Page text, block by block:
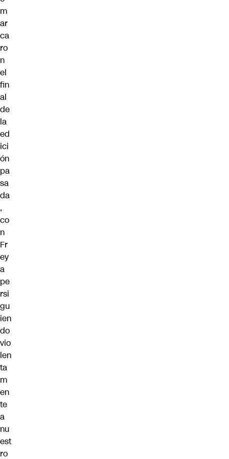
m
ar
ca
ro
n
el
fin
al
de
la
ed
ici
ón
pa
sa
da
,
co
n
Fr
ey
a
pe
rsi
gu
ien
do
vio
len
ta
m
en
te
a
nu
est
ro